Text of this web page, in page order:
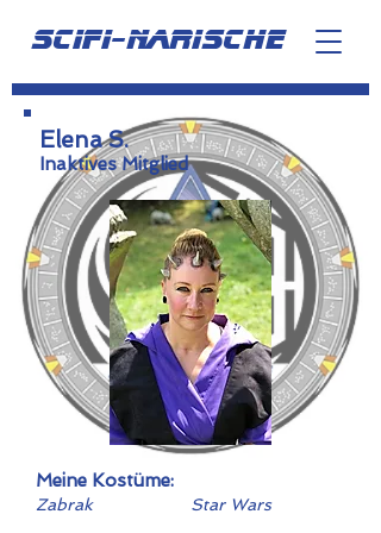
scifi-narische
Elena S.
Inaktives Mitglied
Meine Kostüme:
Zabrak Star Wars